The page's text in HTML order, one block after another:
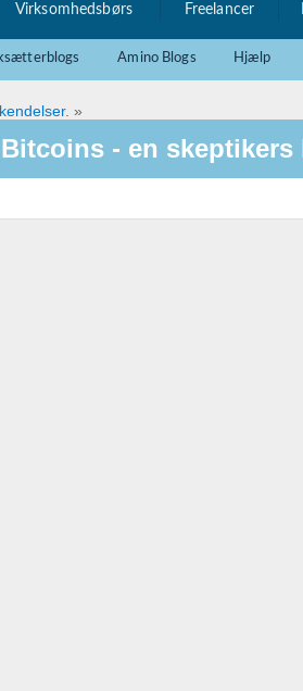
Virksomhedsbørs Freelancer
Amino Blogs Hjælp
»
- en skeptikers